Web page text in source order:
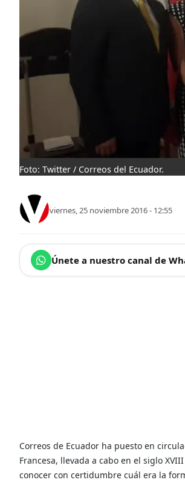
Foto: Twitter / Correos del Ecuador.
viernes, 25 noviembre 2016 - 12:55
Únete a nuestro canal de
Correos de Ecuador ha puesto en
Francesa, llevada a cabo en el siglo
conocer con certidumbre cuál era la